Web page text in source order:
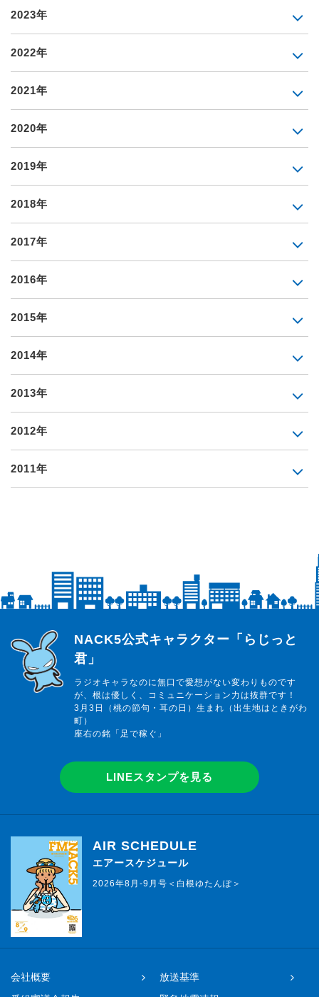
2023年
2022年
2021年
2020年
2019年
2018年
2017年
2016年
2015年
2014年
2013年
2012年
2011年
らじっと君
NACK5公式キャラクター「らじっと
君」
ラジオキャラなのに無口で愛想がない変わりものです
が、根は優しく、コミュニケーション力は抜群です！
3月3日（桃の節句・耳の日）生まれ（出生地はときがわ
町）
座右の銘「足で稼ぐ」
LINEスタンプを見る
AIR SCHEDULE
エアースケジュール
2026年8月-9月号＜白根ゆたんぽ＞
会社概要
放送基準